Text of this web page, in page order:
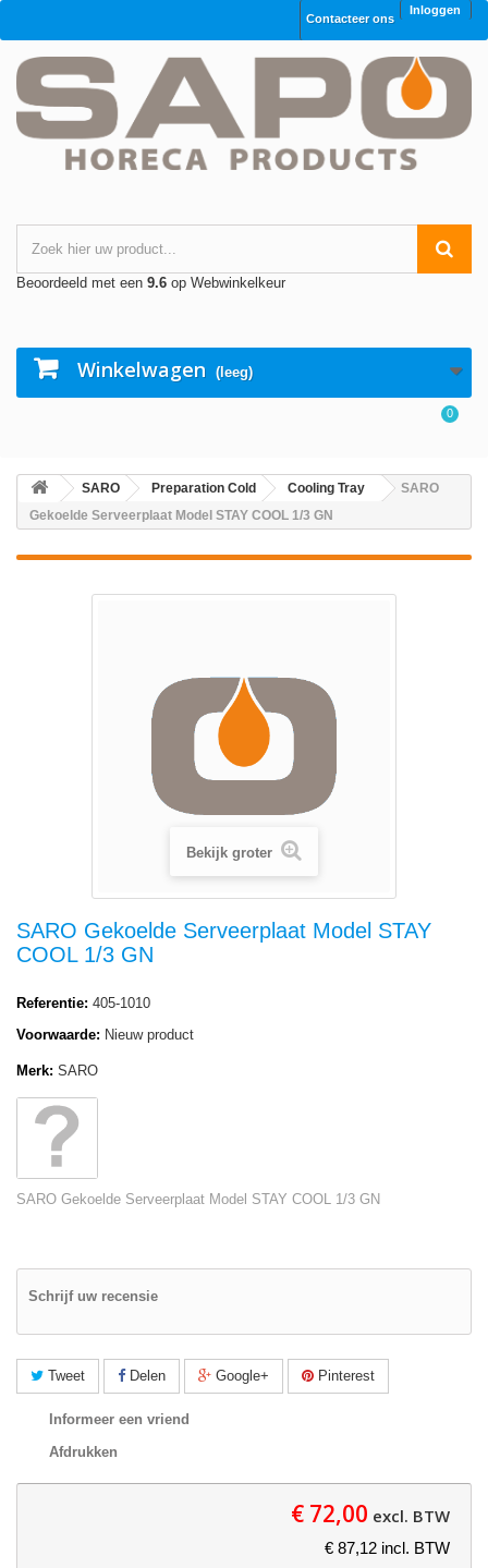
Inloggen
Contacteer ons
Beoordeeld met een 9.6 op Webwinkelkeur
Winkelwagen (leeg)
0
SARO Preparation Cold Cooling Tray
SARO
Gekoelde Serveerplaat Model STAY COOL 1/3 GN
Bekijk groter
SARO Gekoelde Serveerplaat Model STAY
COOL 1/3 GN
Referentie: 405-1010
Voorwaarde: Nieuw product
Merk: SARO
SARO Gekoelde Serveerplaat Model STAY COOL 1/3 GN
Schrijf uw recensie
Tweet Delen Google+ Pinterest
Informeer een vriend
Afdrukken
€ 72,00 excl. BTW
€ 87,12 incl. BTW